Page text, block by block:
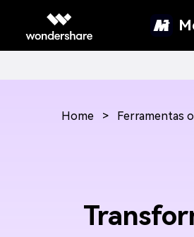
Home > Ferramentas